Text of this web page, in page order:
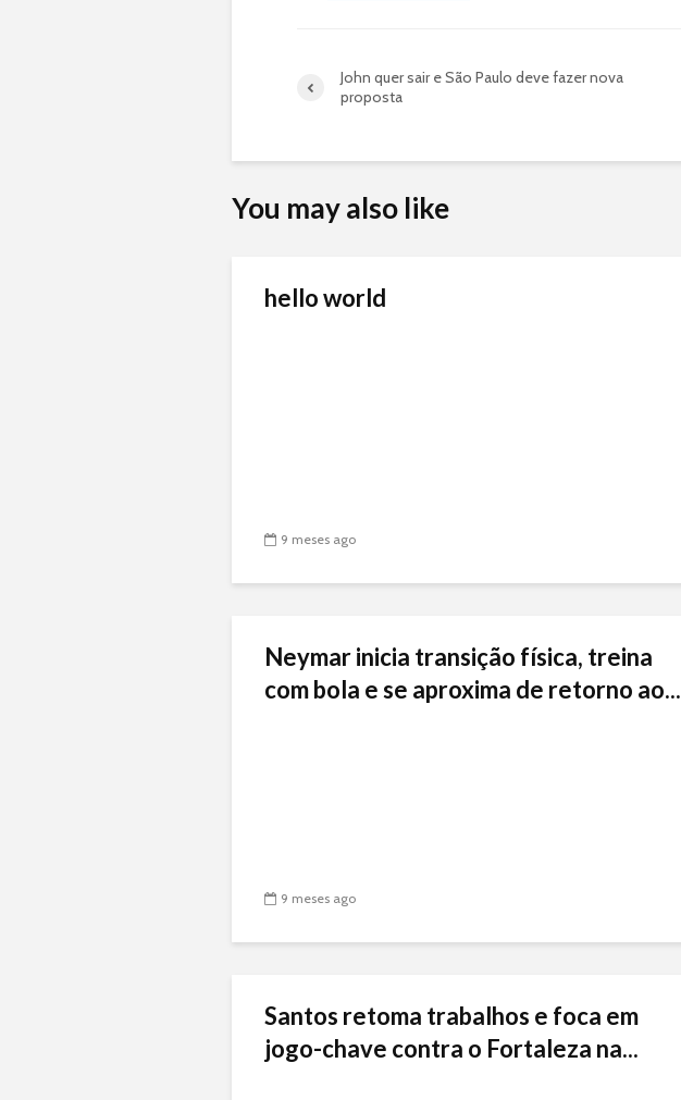
John quer sair e São Paulo deve fazer nova
proposta
You may also like
hello world
9 meses ago
Neymar inicia transição física, treina
com bola e se aproxima de retorno ao...
9 meses ago
Santos retoma trabalhos e foca em
jogo-chave contra o Fortaleza na...